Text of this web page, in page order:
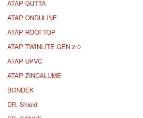
ATAP GUTTA
ATAP ONDULINE
ATAP ROOFTOP
ATAP TWINLITE GEN 2.0
ATAP UPVC
ATAP ZINCALUME
BONDEK
DR. Shield